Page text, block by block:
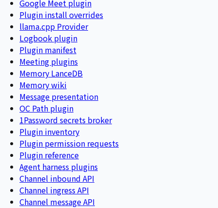
Google Meet plugin
Plugin install overrides
llama.cpp Provider
Logbook plugin
Plugin manifest
Meeting plugins
Memory LanceDB
Memory wiki
Message presentation
OC Path plugin
1Password secrets broker
Plugin inventory
Plugin permission requests
Plugin reference
Agent harness plugins
Channel inbound API
Channel ingress API
Channel message API